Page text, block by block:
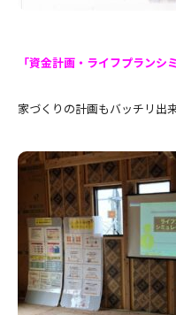
「資金計画・ライフプランシ
家づくりの計画もバッチリ出